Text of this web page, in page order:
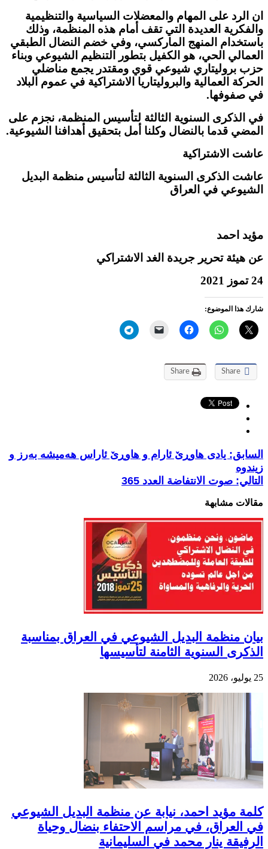
ان الرد على المهام والمعضلات السياسية والتنظيمية
والفكرية العديدة التي تقف أمام هذه المنظمة، وذلك
باستخدام المنهج الماركسي، وفي خضم النضال الطبقي
العمالي الحي، هو الكفيل بتطور التنظيم الشيوعي وبناء
حزب بروليتاري شيوعي قوي ومقتدر يجمع مناضلي
الحركة العمالية والبروليتاريا الاشتراكية في عموم البلاد
في صفوفها.
في الذكرى السنوية الثالثة لتأسيس المنظمة، نجزم على
المضي قدما بالنضال وكلنا أمل بتحقيق أهدافنا الشيوعية.
عاشت الاشتراكية
عاشت الذكرى السنوية الثالثة لتأسيس منظمة البديل
الشيوعي في العراق
مؤيد احمد
عن هيئة تحرير جريدة الغد الاشتراكي
24 تموز 2021
شارك هذا الموضوع:
Share
Share
السابق: یادی هاوڕێ ئارام و هاوڕێ ئاراس هەمیشە بەرز و
زیندوە
التالي: صوت الانتفاضة العدد 365
مقالات مشابهة
بيان منظمة البديل الشيوعي في العراق بمناسبة
الذكرى السنوية الثامنة لتأسيسها
25 يوليو، 2026
كلمة مؤيد احمد، نيابة عن منظمة البديل الشيوعي
في العراق، في مراسم الاحتفاء بنضال وحياة
الرفيقة ينار محمد في السليمانية